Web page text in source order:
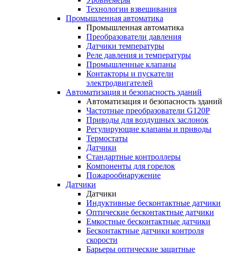
Технологии взвешивания
Промышленная автоматика
Промышленная автоматика
Преобразователи давления
Датчики температуры
Реле давления и температуры
Промышленные клапаны
Контакторы и пускатели
электродвигателей
Автоматизация и безопасность зданий
Автоматизация и безопасность зданий
Частотные преобразователи G120P
Приводы для воздушных заслонок
Регулирующие клапаны и приводы
Термостаты
Датчики
Стандартные контроллеры
Компоненты для горелок
Пожарообнаружение
Датчики
Датчики
Индуктивные бесконтактные датчики
Оптические бесконтактные датчики
Емкостные бесконтактные датчики
Бесконтактные датчики контроля
скорости
Барьеры оптические защитные